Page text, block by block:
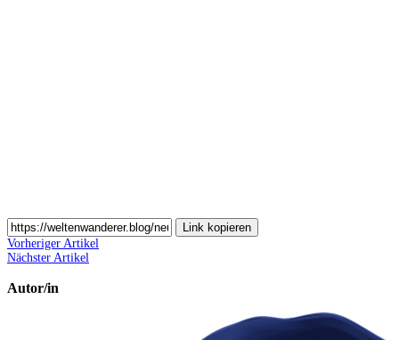
Link kopieren
Vorheriger Artikel
Nächster Artikel
Autor/in